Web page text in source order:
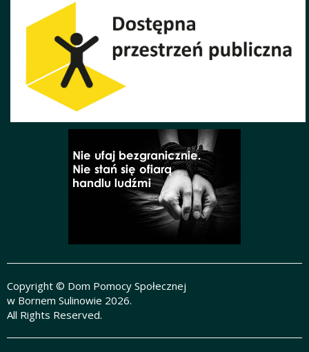
Copyright © Dom Pomocy Społecznej
w Bornem Sulinowie 2026.
All Rights Reserved.